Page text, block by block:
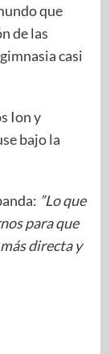
que
de las
casi
Ion y
bajo la
”Lo que
para que
directa y